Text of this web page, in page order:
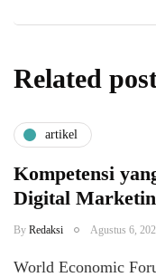
Related
artikel
Kompetensi
Digital
By Redaksi Agustus 6,
World Economic